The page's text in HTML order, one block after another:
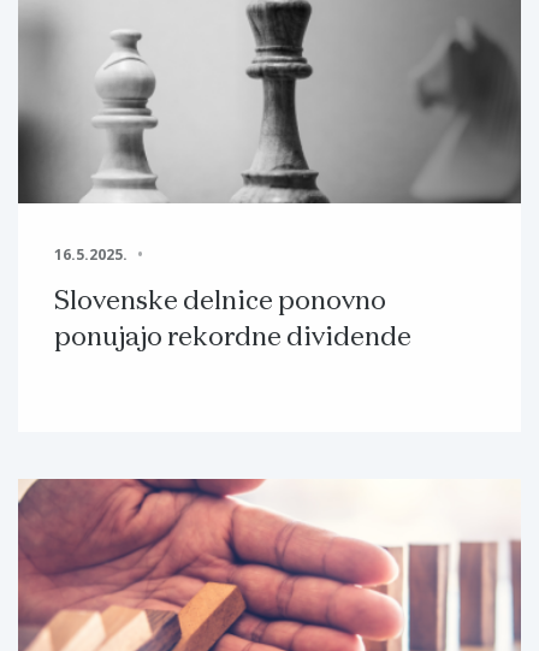
16.5.2025.
Slovenske delnice ponovno
ponujajo rekordne dividende